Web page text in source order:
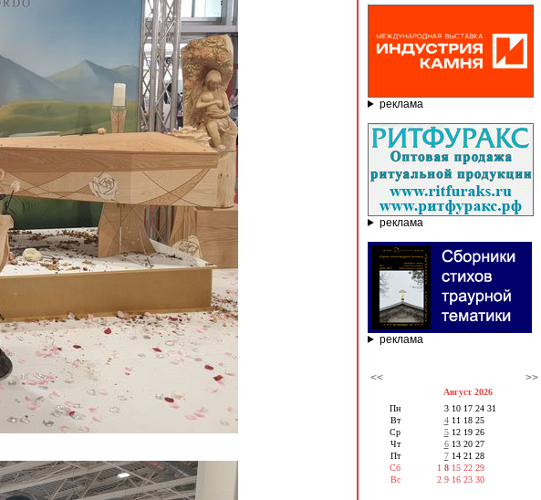
реклама
реклама
реклама
<< >>
Август 2026
Пн
Вт
Ср
Чт
Пт
Сб
Вс
3 10 17 24 31
4 11 18 25
5 12 19 26
6 13 20 27
7 14 21 28
1 8 15 22 29
2 9 16 23 30